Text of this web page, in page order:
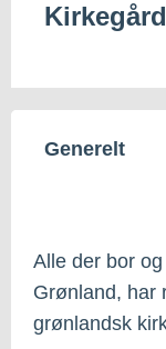
Generelt
Alle der bor
Grønland, har
grønlandsk